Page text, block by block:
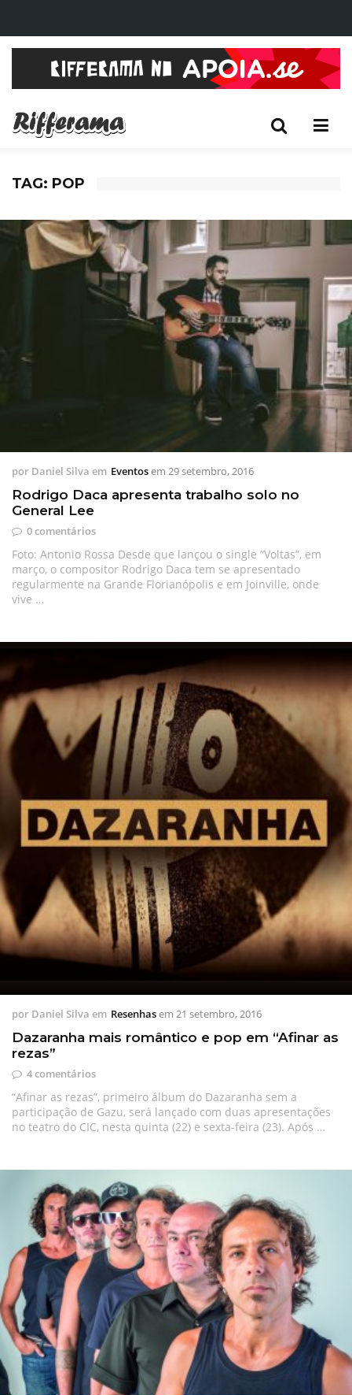
TAG: POP
por Daniel Silva em Eventosem 29 setembro, 2016
Rodrigo Daca apresenta trabalho solo no
General Lee
0 comentários
Foto: Antonio Rossa Desde que lançou o single “Voltas”, em
março, o compositor Rodrigo Daca tem se apresentado
regularmente na Grande Florianópolis e em Joinville, onde
vive …
por Daniel Silva em Resenhasem 21 setembro, 2016
Dazaranha mais romântico e pop em “Afinar as
rezas”
4 comentários
“Afinar as rezas”, primeiro álbum do Dazaranha sem a
participação de Gazu, será lançado com duas apresentações
no teatro do CIC, nesta quinta (22) e sexta-feira (23). Após …